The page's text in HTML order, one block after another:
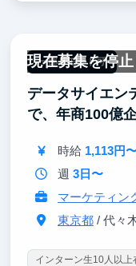
現在募集を停
一部リモート可
データサイエン
で、年商100億
時給 1,113円
週 3日〜
マーケティン
東京都/ 代々木
インターン生10人以上